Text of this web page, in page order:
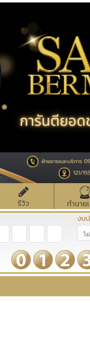
รีวิว
ทำนาย
งบ